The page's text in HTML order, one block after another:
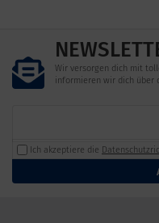
Wir versorgen dich mit
informieren wir dich über
Ich akzeptiere die